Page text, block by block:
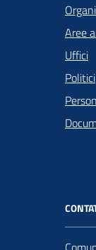
Aree
Uffici
Politici